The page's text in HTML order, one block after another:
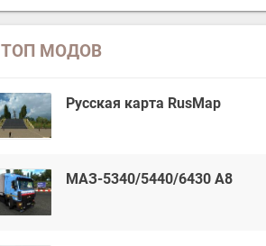
ТОП МОДОВ
Русская карта RusMap
МАЗ-5340/5440/6430 А8